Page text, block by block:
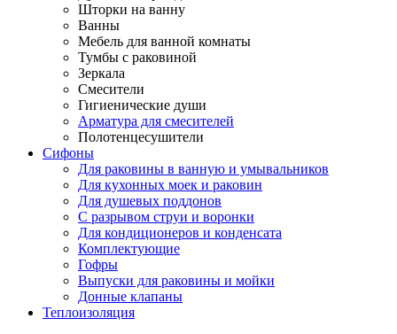
Шторки на ванну
Ванны
Мебель для ванной комнаты
Тумбы с раковиной
Зеркала
Смесители
Гигиенические души
Арматура для смесителей
Полотенцесушители
Сифоны
Для раковины в ванную и умывальников
Для кухонных моек и раковин
Для душевых поддонов
С разрывом струи и воронки
Для кондиционеров и конденсата
Комплектующие
Гофры
Выпуски для раковины и мойки
Донные клапаны
Теплоизоляция